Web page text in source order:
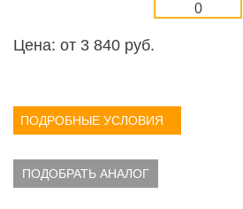
Цена: от 3 840 руб.
ПОДРОБНЫЕ УСЛОВИЯ
ПОДОБРАТЬ АНАЛОГ